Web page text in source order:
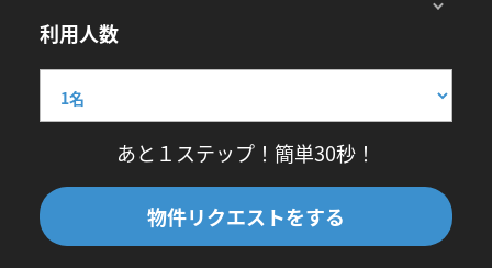
利用人数
あと１ステップ！簡単30秒！
物件リクエストをする